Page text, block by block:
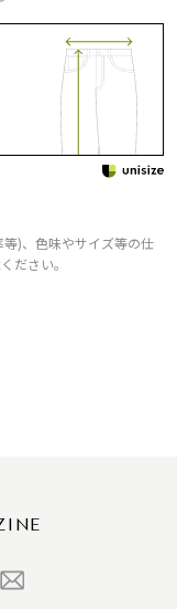
)、色味やサイズ等の仕
ださい。